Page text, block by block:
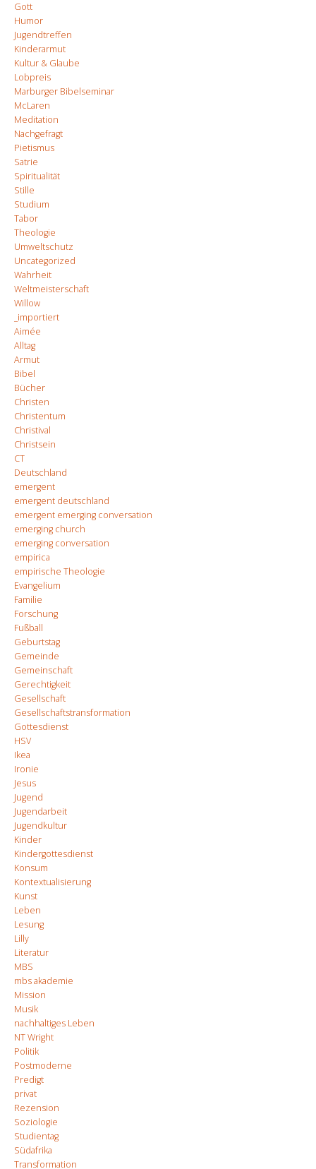
Gott
Humor
Jugendtreffen
Kinderarmut
Kultur & Glaube
Lobpreis
Marburger Bibelseminar
McLaren
Meditation
Nachgefragt
Pietismus
Satrie
Spiritualität
Stille
Studium
Tabor
Theologie
Umweltschutz
Uncategorized
Wahrheit
Weltmeisterschaft
Willow
_importiert
Aimée
Alltag
Armut
Bibel
Bücher
Christen
Christentum
Christival
Christsein
CT
Deutschland
emergent
emergent deutschland
emergent emerging conversation
emerging church
emerging conversation
empirica
empirische Theologie
Evangelium
Familie
Forschung
Fußball
Geburtstag
Gemeinde
Gemeinschaft
Gerechtigkeit
Gesellschaft
Gesellschaftstransformation
Gottesdienst
HSV
Ikea
Ironie
Jesus
Jugend
Jugendarbeit
Jugendkultur
Kinder
Kindergottesdienst
Konsum
Kontextualisierung
Kunst
Leben
Lesung
Lilly
Literatur
MBS
mbs akademie
Mission
Musik
nachhaltiges Leben
NT Wright
Politik
Postmoderne
Predigt
privat
Rezension
Soziologie
Studientag
Südafrika
Transformation